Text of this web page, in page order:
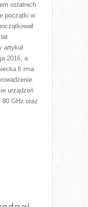
ostatnich
początki w
lat
artykuł
2016, a
fi rma
urządzeń
GHz oraz